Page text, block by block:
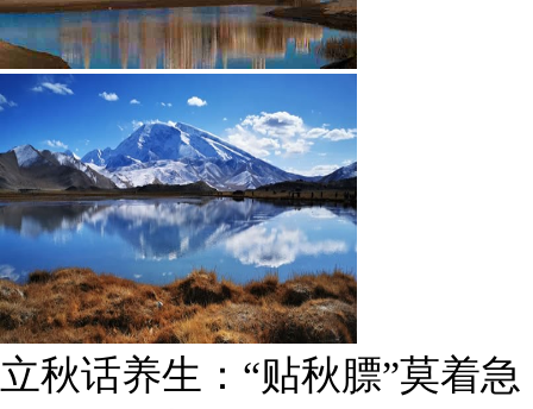
雨后峨眉沟壑尽显 金顶显真